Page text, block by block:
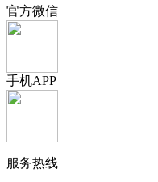
官方微信
手机APP
服务热线